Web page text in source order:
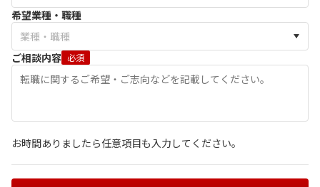
希望業種・職種
ご相談内容 必須
お時間ありましたら任意項目も入力してください。